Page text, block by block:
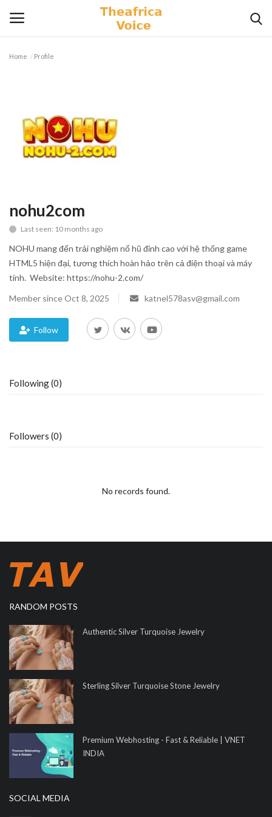
Contact
Lifestyle
Gallery
Blog
Trending
Sitemap
Home Profile
nohu2com
Last seen: 10 months ago
NOHU mang đến trải nghiệm nổ hũ đỉnh cao với hệ thống game
HTML5 hiện đại, tương thích hoàn hảo trên cả điện thoại và máy
tính. Website: https://nohu-2.com/
Member since Oct 8, 2025
katnel578asv@gmail.com
Follow
Following (0)
Followers (0)
No records found.
RANDOM POSTS
Authentic Silver Turquoise Jewelry
Sterling Silver Turquoise Stone Jewelry
Premium Webhosting - Fast & Reliable | VNET
INDIA
SOCIAL MEDIA